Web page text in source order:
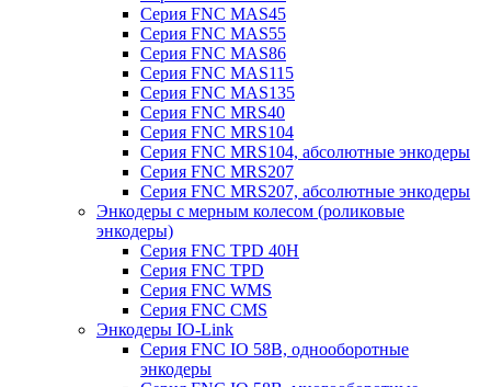
Серия FNC MAS45
Серия FNC MAS55
Серия FNC MAS86
Серия FNC MAS115
Серия FNC MAS135
Серия FNC MRS40
Серия FNC MRS104
Серия FNC MRS104, абсолютные энкодеры
Серия FNC MRS207
Серия FNC MRS207, абсолютные энкодеры
Энкодеры с мерным колесом (роликовые
энкодеры)
Серия FNC TPD 40H
Серия FNC TPD
Серия FNC WMS
Серия FNC CMS
Энкодеры IO-Link
Серия FNC IO 58B, однооборотные
энкодеры